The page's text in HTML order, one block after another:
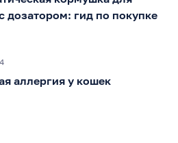
дозатором: гид по покупке
аллергия у кошек